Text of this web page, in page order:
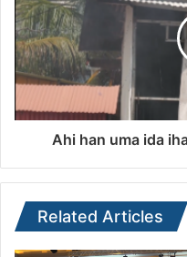
Ahi han uma ida
Related Articles